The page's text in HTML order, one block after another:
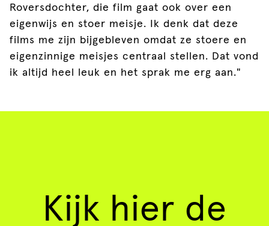
Roversdochter, die film gaat ook over een
eigenwijs en stoer meisje. Ik denk dat deze
films me zijn bijgebleven omdat ze stoere en
eigenzinnige meisjes centraal stellen. Dat vond
ik altijd heel leuk en het sprak me erg aan."
Kijk hier de